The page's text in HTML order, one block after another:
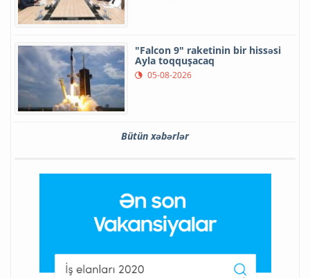
"Falcon 9" raketinin bir hissəsi
Ayla toqquşacaq
05-08-2026
Bütün xəbərlər